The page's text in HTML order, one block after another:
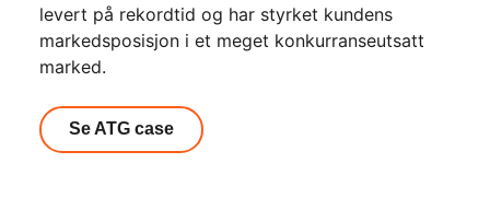
levert på rekordtid og har styrket kundens
markedsposisjon i et meget konkurranseutsatt
marked.
Se ATG case